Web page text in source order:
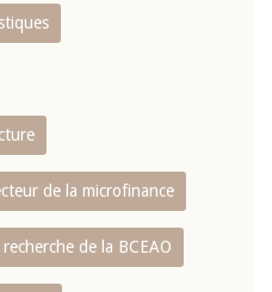
de la microfinance
de la BCEAO